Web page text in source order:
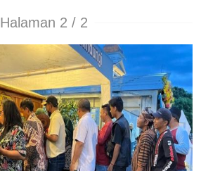
Halaman 2 / 2